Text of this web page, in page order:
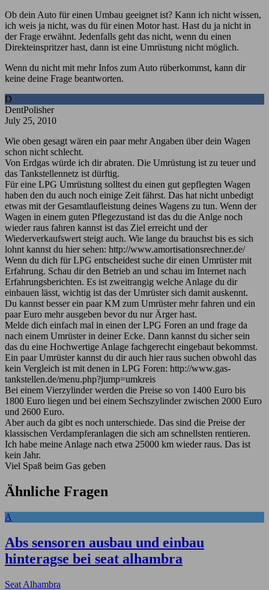
Ob dein Auto für einen Umbau geeignet ist? Kann ich nicht wissen,
ich weis ja nicht, was du für einen Motor hast. Hast du ja nicht in
der Frage erwähnt. Jedenfalls geht das nicht, wenn du einen
Direkteinspritzer hast, dann ist eine Umrüstung nicht möglich.
Wenn du nicht mit mehr Infos zum Auto rüberkommst, kann dir
keine deine Frage beantworten.
D
DentPolisher
July 25, 2010
Wie oben gesagt wären ein paar mehr Angaben über dein Wagen
schon nicht schlecht.
Von Erdgas würde ich dir abraten. Die Umrüstung ist zu teuer und
das Tankstellennetz ist dürftig.
Für eine LPG Umrüstung solltest du einen gut gepflegten Wagen
haben den du auch noch einige Zeit fährst. Das hat nicht unbedigt
etwas mit der Gesamtlaufleistung deines Wagens zu tun. Wenn der
Wagen in einem guten Pflegezustand ist das du die Anlge noch
wieder raus fahren kannst ist das Ziel erreicht und der
Wiederverkaufswert steigt auch. Wie lange du brauchst bis es sich
lohnt kannst du hier sehen: http://www.amortisationsrechner.de/
Wenn du dich für LPG entscheidest suche dir einen Umrüster mit
Erfahrung. Schau dir den Betrieb an und schau im Internet nach
Erfahrungsberichten. Es ist zweitrangig welche Anlage du dir
einbauen lässt, wichtig ist das der Umrüster sich damit auskennt.
Du kannst besser ein paar KM zum Umrüster mehr fahren und ein
paar Euro mehr ausgeben bevor du nur Ärger hast.
Melde dich einfach mal in einen der LPG Foren an und frage da
nach einem Umrüster in deiner Ecke. Dann kannst du sicher sein
das du eine Hochwertige Anlage fachgerecht eingebaut bekommst.
Ein paar Umrüster kannst du dir auch hier raus suchen obwohl das
kein Vergleich ist mit denen in LPG Foren: http://www.gas-
tankstellen.de/menu.php?jump=umkreis
Bei einem Vierzylinder werden die Preise so von 1400 Euro bis
1800 Euro liegen und bei einem Sechszylinder zwischen 2000 Euro
und 2600 Euro.
Aber auch da gibt es noch unterschiede. Das sind die Preise der
klassischen Verdampferanlagen die sich am schnellsten rentieren.
Ich habe meine Anlage nach etwa 25000 km wieder raus. Das ist
kein Jahr.
Viel Spaß beim Gas geben
Ähnliche Fragen
A
Abs sensoren ausbau und einbau
hinteragse bei seat alhambra
Seat Alhambra